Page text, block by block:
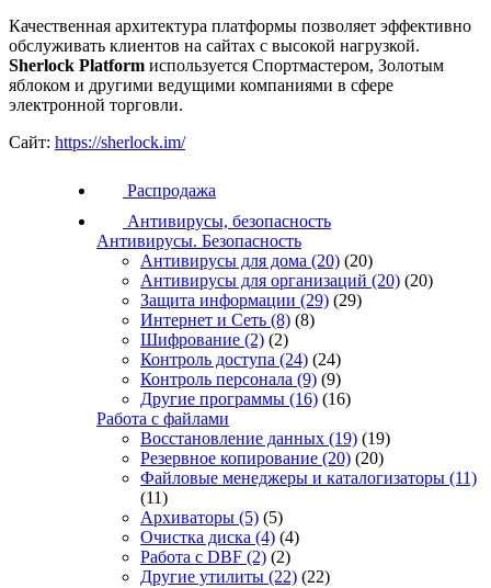
Качественная архитектура платформы позволяет эффективно
обслуживать клиентов на сайтах с высокой нагрузкой.
Sherlock Platform используется Спортмастером, Золотым
яблоком и другими ведущими компаниями в сфере
электронной торговли.
Сайт: https://sherlock.im/
Распродажа
Антивирусы, безопасность
Антивирусы. Безопасность
Антивирусы для дома (20) (20)
Антивирусы для организаций (20) (20)
Защита информации (29) (29)
Интернет и Сеть (8) (8)
Шифрование (2) (2)
Контроль доступа (24) (24)
Контроль персонала (9) (9)
Другие программы (16) (16)
Работа с файлами
Восстановление данных (19) (19)
Резервное копирование (20) (20)
Файловые менеджеры и каталогизаторы (11)
(11)
Архиваторы (5) (5)
Очистка диска (4) (4)
Работа с DBF (2) (2)
Другие утилиты (22) (22)